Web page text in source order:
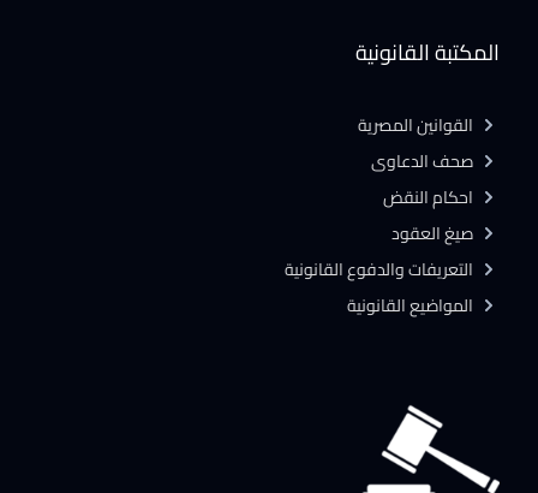
المكتبة القانونية
القوانين المصرية
صحف الدعاوى
احكام النقض
صيغ العقود
التعريفات والدفوع القانونية
المواضيع القانونية